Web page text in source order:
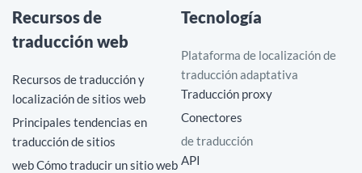
Recursos de
traducción web
Recursos de traducción y
localización de sitios web
Principales tendencias en
traducción de sitios
web Cómo traducir un sitio web
Tecnología
Plataforma de localización de
traducción adaptativa
Traducción proxy
Conectores
de traducción
API